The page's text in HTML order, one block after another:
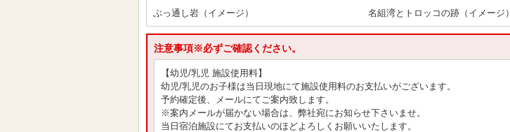
ぶっ通し岩（イメージ） 名組湾とトロッコの跡（イメージ）
注意事項※必ずご確認ください。
【幼児/乳児 施設使用料】
幼児/乳児のお子様は当日現地にて施設使用料のお支払いがございます。
予約確定後、メールにてご案内致します。
※案内メールが届かない場合は、弊社宛にお知らせ下さいませ。
当日宿泊施設にてお支払いのほどよろしくお願いいたします。